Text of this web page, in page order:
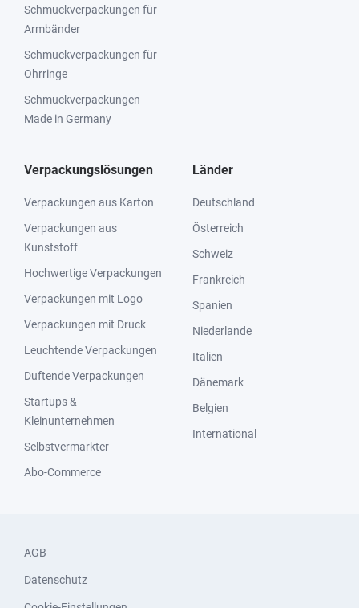
Schmuckverpackungen für
Armbänder
Schmuckverpackungen für
Ohrringe
Schmuckverpackungen
Made in Germany
Verpackungslösungen
Verpackungen aus Karton
Verpackungen aus
Kunststoff
Hochwertige Verpackungen
Verpackungen mit Logo
Verpackungen mit Druck
Leuchtende Verpackungen
Duftende Verpackungen
Startups &
Kleinunternehmen
Selbstvermarkter
Abo-Commerce
Länder
Deutschland
Österreich
Schweiz
Frankreich
Spanien
Niederlande
Italien
Dänemark
Belgien
International
AGB
Datenschutz